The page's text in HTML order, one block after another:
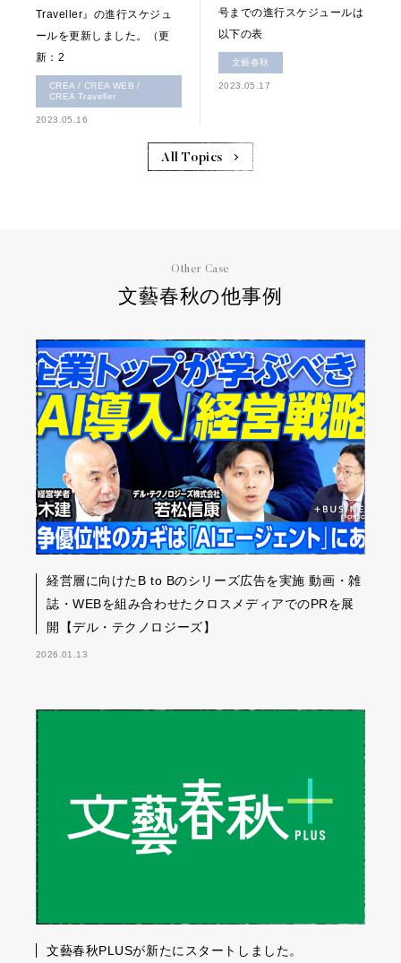
Traveller』の進行スケジュ
ールを更新しました。（更
新：2
CREA / CREA WEB /
CREA Traveller
2023.05.16
号までの進行スケジュールは
以下の表
文藝春秋
2023.05.17
All Topics
Other Case
文藝春秋の他事例
経営層に向けたB to Bのシリーズ広告を実施 動画・雑
誌・WEBを組み合わせたクロスメディアでのPRを展
開【デル・テクノロジーズ】
2026.01.13
文藝春秋PLUSが新たにスタートしました。